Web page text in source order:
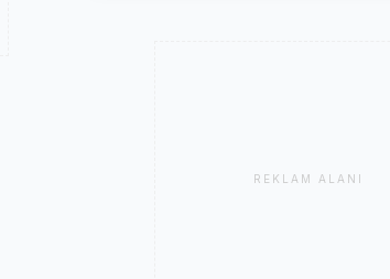
REKLAM ALANI